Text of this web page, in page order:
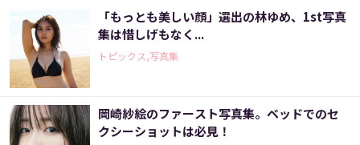
「もっとも美しい顔」選出の林ゆめ、1st写真
集は惜しげもなく...
トピックス,写真集
岡崎紗絵のファースト写真集。ベッドでのセ
クシーショットは必見！